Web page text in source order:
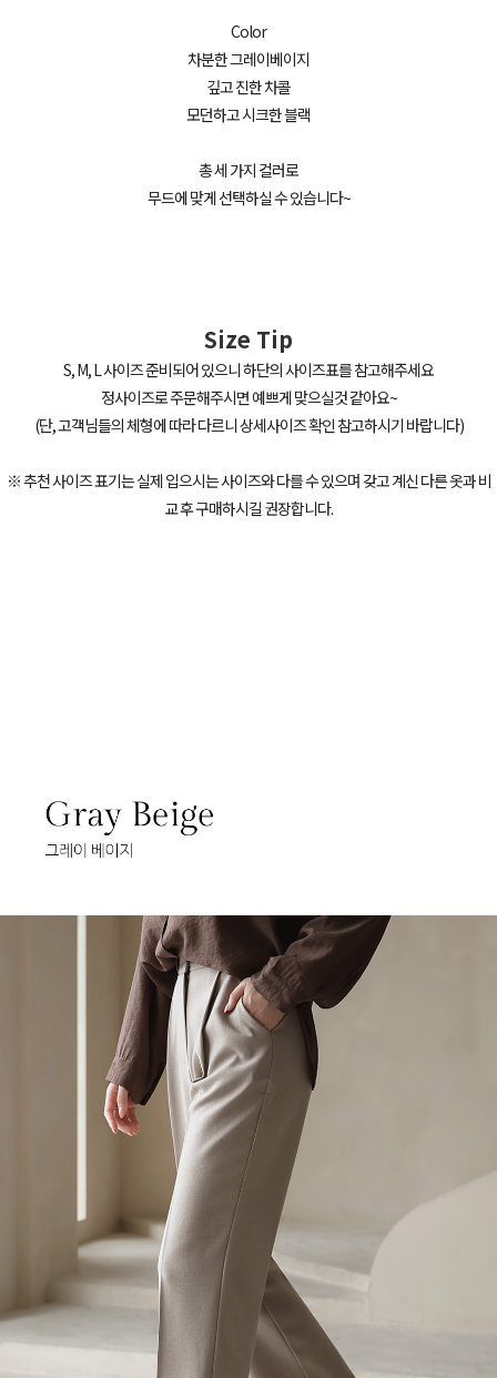
Color
차분한 그레이베이지
깊고 진한 차콜
모던하고 시크한 블랙
총 세 가지 컬러로
무드에 맞게 선택하실 수 있습니다~
Size Tip
S, M, L 사이즈 준비되어 있으니 하단의 사이즈표를 참고해주세요
정사이즈로 주문해주시면 예쁘게 맞으실것 같아요~
(단, 고객님들의 체형에 따라 다르니 상세사이즈 확인 참고하시기 바랍니다)
※ 추천 사이즈 표기는 실제 입으시는 사이즈와 다를 수 있으며 갖고 계신 다른 옷과 비
교 후 구매하시길 권장합니다.